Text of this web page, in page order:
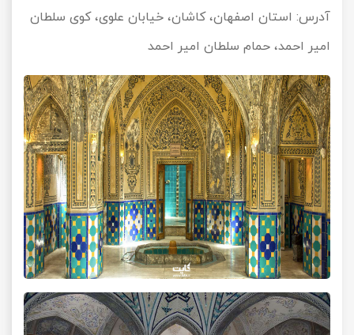
آدرس: استان اصفهان، کاشان، خیابان علوی، کوی سلطان
امیر احمد، حمام سلطان امیر احمد